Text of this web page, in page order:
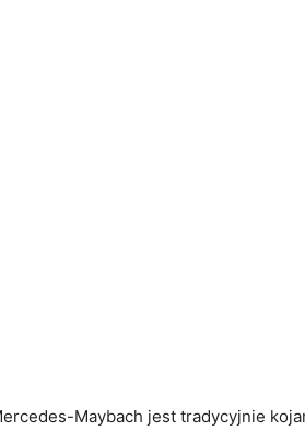
Maybach jest tradycyjnie